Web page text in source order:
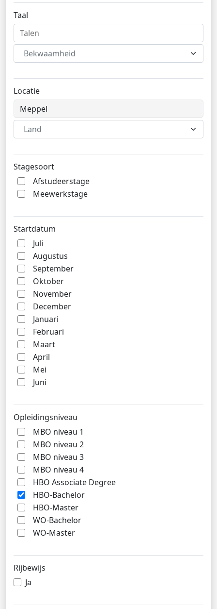
Taal
Bekwaamheid
Locatie
Land
Stagesoort
Afstudeerstage
Meewerkstage
Startdatum
Juli
Augustus
September
Oktober
November
December
Januari
Februari
Maart
April
Mei
Juni
Opleidingsniveau
MBO niveau 1
MBO niveau 2
MBO niveau 3
MBO niveau 4
HBO Associate Degree
HBO-Bachelor
HBO-Master
WO-Bachelor
WO-Master
Rijbewijs
Ja